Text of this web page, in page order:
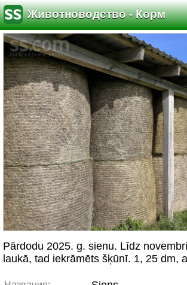
Животноводство - Корм
Pārdodu 2025. g. sienu. Līdz
laukā, tad iekrāmēts šķūnī. 1, 25 dm,